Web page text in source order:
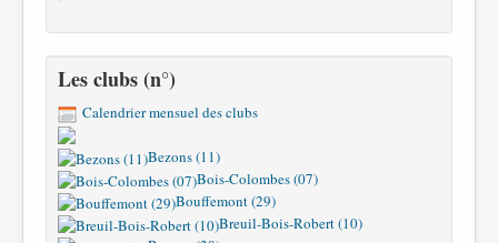
Les clubs (n°)
Calendrier mensuel des clubs
Bezons (11)
Bois-Colombes (07)
Bouffemont (29)
Breuil-Bois-Robert (10)